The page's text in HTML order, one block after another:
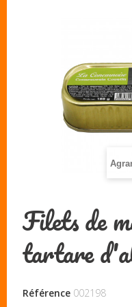
Filets de
tartare
Référence 002198